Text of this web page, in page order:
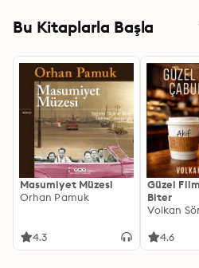
Bu Kitaplarla Başla
Masumiyet Müzesi
Orhan Pamuk
4.3
Güzel
Biter
Volkan
4.6